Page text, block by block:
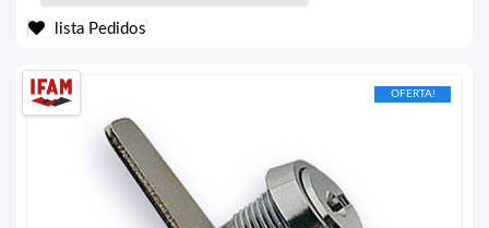
lista Pedidos
OFERTA!